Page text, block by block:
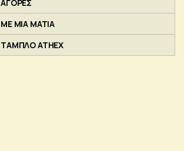
ΑΓΟΡΕΣ
ΜΕ ΜΙΑ ΜΑΤΙΑ
ΤΑΜΠΛΟ ATHEX